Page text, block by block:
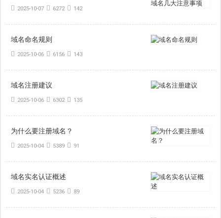
2025-10-07 6272 142
域名命名规则
2025-10-06 6156 143
域名注册建议
2025-10-06 6302 135
为什么要注册域名？
2025-10-04 5389 91
域名实名认证概述
2025-10-04 5236 89